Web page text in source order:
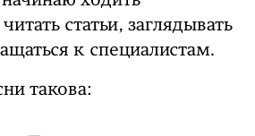
статьи, заглядывать
к специалистам.
такова: